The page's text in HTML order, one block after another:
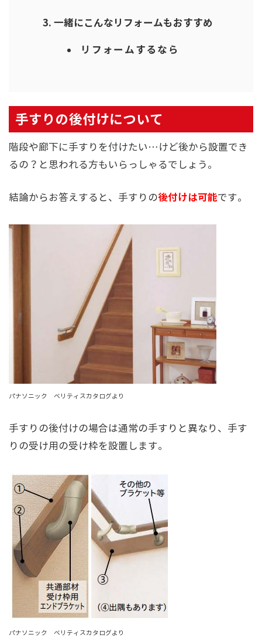
一緒にこんなリフォームもおすすめ
リフォームするなら
手すりの後付けについて
階段や廊下に手すりを付けたい…けど後から設置でき
るの？と思われる方もいらっしゃるでしょう。
結論からお答えすると、手すりの後付けは可能です。
パナソニック ベリティスカタログより
手すりの後付けの場合は通常の手すりと異なり、手す
りの受け用の受け枠を設置します。
パナソニック ベリティスカタログより